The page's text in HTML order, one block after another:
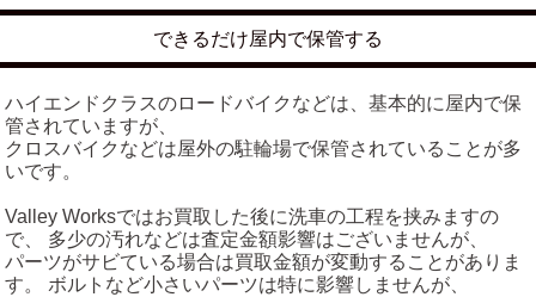
できるだけ屋内で保管する
ハイエンドクラスのロードバイクなどは、基本的に屋内で保
管されていますが、
クロスバイクなどは屋外の駐輪場で保管されていることが多
いです。
Valley Worksではお買取した後に洗車の工程を挟みますの
で、 多少の汚れなどは査定金額影響はございませんが、
パーツがサビている場合は買取金額が変動することがありま
す。 ボルトなど小さいパーツは特に影響しませんが、